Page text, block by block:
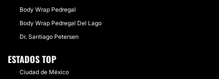
Body Wrap Pedregal
Body Wrap Pedregal Del Lago
Dr. Santiago Petersen
ESTADOS TOP
Ciudad de México